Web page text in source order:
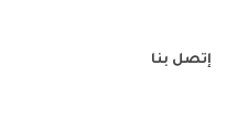
إتصل بنا